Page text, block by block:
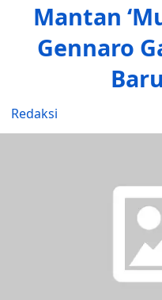
Mantan
Gennaro
Redaksi